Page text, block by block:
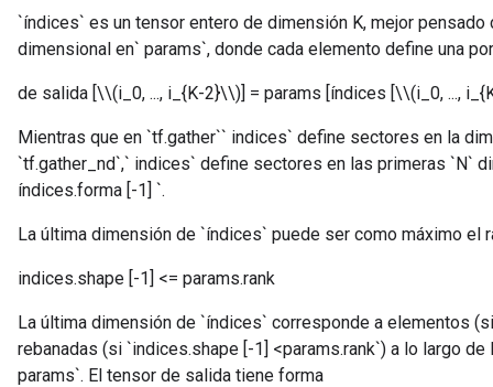
`índices` es un tensor entero de dimensión K, mejor
dimensional en` params`, donde cada elemento define una
de salida [\\(i_0, ..., i_{K-2}\\)] = params [índices [\\(i_0, ...,
Mientras que en `tf.gather`` indices` define sectores en la
`tf.gather_nd`,` indices` define sectores en las primeras `N`
índices.forma [-1] `.
La última dimensión de `índices` puede ser como máximo el
indices.shape [-1] <= params.rank
La última dimensión de `índices` corresponde a elementos
rebanadas (si `indices.shape [-1] <params.rank`) a lo largo
params`. El tensor de salida tiene forma